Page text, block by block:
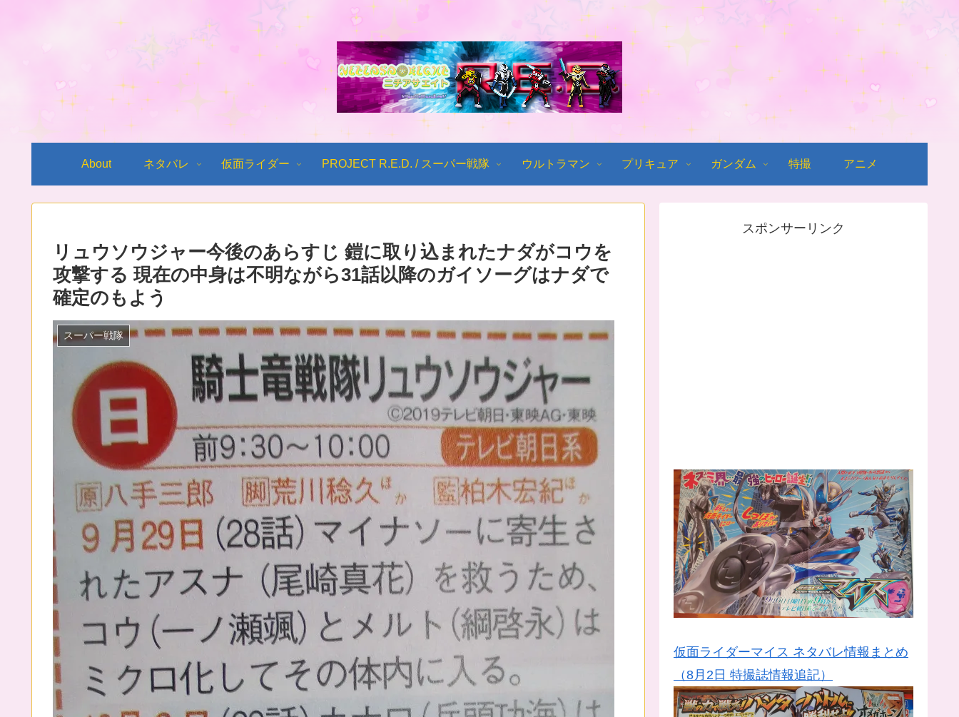
About ネタバレ 仮面ライダー PROJECT R.E.D. / スーパー戦隊 ウルトラマン プリキュア ガンダム 特撮 アニメ
リュウソウジャー今後のあらすじ 鎧に取り込まれたナダがコウを
攻撃する 現在の中身は不明ながら31話以降のガイソーグはナダで
確定のもよう
スーパー戦隊
スポンサーリンク
仮面ライダーマイス ネタバレ情報まとめ
（8月2日 特撮誌情報追記）